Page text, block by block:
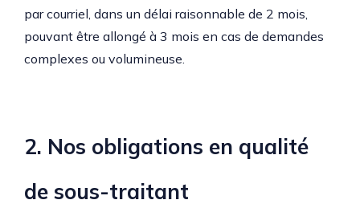
par courriel, dans un délai raisonnable de 2 mois,
pouvant être allongé à 3 mois en cas de demandes
complexes ou volumineuse.
2. Nos obligations en qualité
de sous-traitant